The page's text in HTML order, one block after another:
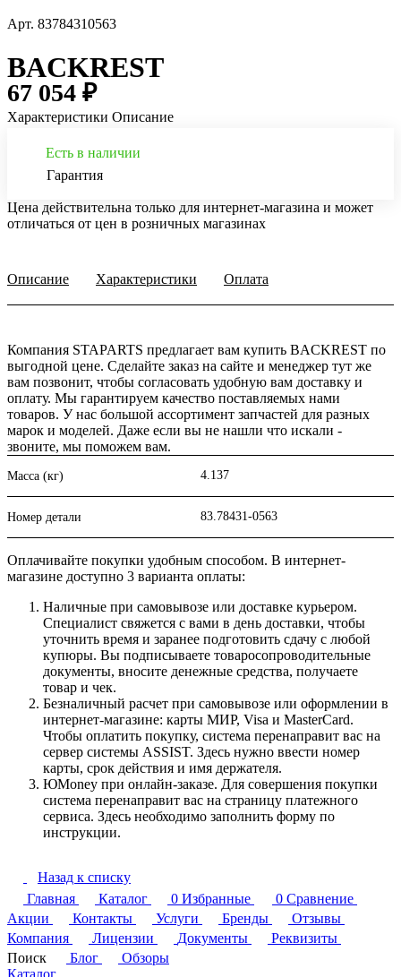
Арт. 83784310563
BACKREST
67 054 ₽
Характеристики Описание
Есть в наличии
Гарантия
Цена действительна только для интернет-магазина и может
отличаться от цен в розничных магазинах
Описание Характеристики Оплата
Компания STAPARTS предлагает вам купить BACKREST по
выгодной цене. Сделайте заказ на сайте и менеджер тут же
вам позвонит, чтобы согласовать удобную вам доставку и
оплату. Мы гарантируем качество поставляемых нами
товаров. У нас большой ассортимент запчастей для разных
марок и моделей. Даже если вы не нашли что искали -
звоните, мы поможем вам.
Масса (кг) 4.137
Номер детали 83.78431-0563
Оплачивайте покупки удобным способом. В интернет-
магазине доступно 3 варианта оплаты:
Наличные при самовывозе или доставке курьером.
Специалист свяжется с вами в день доставки, чтобы
уточнить время и заранее подготовить сдачу с любой
купюры. Вы подписываете товаросопроводительные
документы, вносите денежные средства, получаете
товар и чек.
Безналичный расчет при самовывозе или оформлении в
интернет-магазине: карты МИР, Visa и MasterCard.
Чтобы оплатить покупку, система перенаправит вас на
сервер системы ASSIST. Здесь нужно ввести номер
карты, срок действия и имя держателя.
ЮMoney при онлайн-заказе. Для совершения покупки
система перенаправит вас на страницу платежного
сервиса. Здесь необходимо заполнить форму по
инструкции.
Назад к списку
Главная
Каталог 0 Избранные 0 Сравнение
Акции
Контакты Услуги Бренды
Отзывы
Компания
Лицензии Документы
Реквизиты
Поиск
Блог
Обзоры
Каталог